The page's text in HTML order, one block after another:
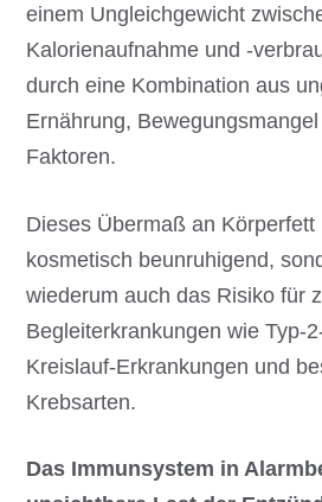
einem Ungleichgewicht
Kalorienaufnahme und -
durch eine Kombination aus
Ernährung,
Faktoren.
Dieses Übermaß an Körperfett
kosmetisch beunruhigend,
wiederum auch das Risiko für
Begleiterkrankungen wie Typ-
Kreislauf-Erkrankungen und
Krebsarten.
Das Immunsystem in